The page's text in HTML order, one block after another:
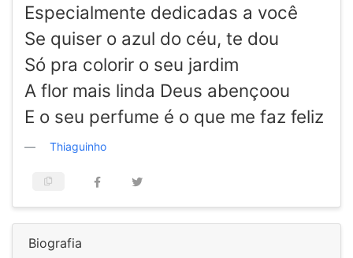
Especialmente dedicadas a você
Se quiser o azul do céu, te dou
Só pra colorir o seu jardim
A flor mais linda Deus abençoou
E o seu perfume é o que me faz feliz
Thiaguinho
Biografia